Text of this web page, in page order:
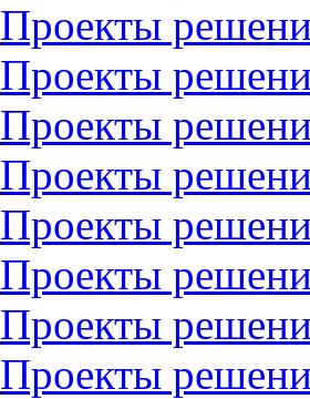
Проекты
Проекты
Проекты
Проекты
Проекты
Проекты
Проекты
Проекты